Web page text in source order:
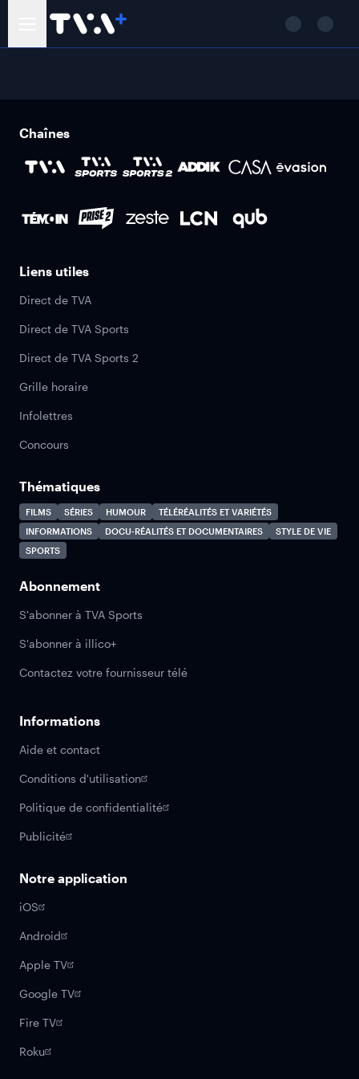
Chaînes
Liens utiles
Direct de TVA
Direct de TVA Sports
Direct de TVA Sports 2
Grille horaire
Infolettres
Concours
Thématiques
FILMS SÉRIES HUMOUR
TÉLÉRÉALITÉS ET VARIÉTÉS
INFORMATIONS
DOCU-RÉALITÉS ET DOCUMENTAIRES
STYLE DE VIE
SPORTS
Abonnement
S'abonner à TVA Sports
S'abonner à illico+
Contactez votre fournisseur télé
Informations
Aide et contact
Conditions d'utilisation
Politique de confidentialité
Publicité
Notre application
iOS
Android
Apple TV
Google TV
Fire TV
Roku